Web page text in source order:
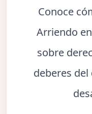
Conoce
Arriendo
sobre
deberes